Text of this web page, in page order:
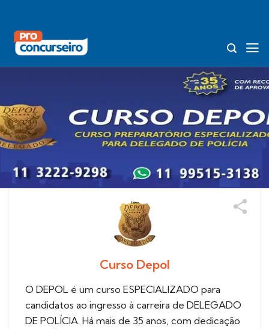
content
Curso Depol
O DEPOL é um curso ESPECIALIZADO para
candidatos ao ingresso à carreira de DELEGADO
DE POLÍCIA. Há mais de 35 anos, com dedicação